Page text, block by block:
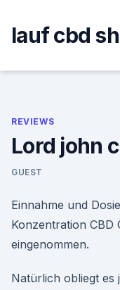
content
lauf cbd
REVIEWS
Lord john
GUEST
Einnahme und
Konzentration CBD
eingenommen.
Natürlich obliegt es